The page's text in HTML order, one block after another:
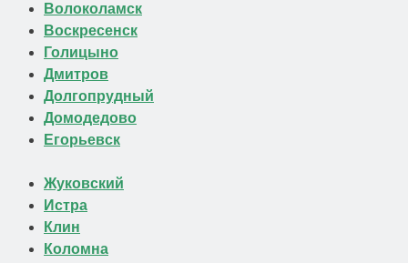
Волоколамск
Воскресенск
Голицыно
Дмитров
Долгопрудный
Домодедово
Егорьевск
Жуковский
Истра
Клин
Коломна